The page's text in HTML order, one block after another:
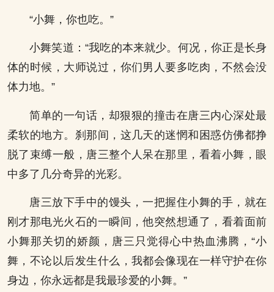
“小舞，你也吃。”
小舞笑道：“我吃的本来就少。何况，你正是长身
体的时候，大师说过，你们男人要多吃肉，不然会没
体力地。”
简单的一句话，却狠狠的撞击在唐三内心深处最
柔软的地方。刹那间，这几天的迷惘和困惑仿佛都挣
脱了束缚一般，唐三整个人呆在那里，看着小舞，眼
中多了几分奇异的光彩。
唐三放下手中的馒头，一把握住小舞的手，就在
刚才那电光火石的一瞬间，他突然想通了，看着面前
小舞那关切的娇颜，唐三只觉得心中热血沸腾，“小
舞，不论以后发生什么，我都会像现在一样守护在你
身边，你永远都是我最珍爱的小舞。”